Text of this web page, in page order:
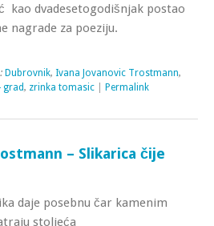
kao dvadesetogodišnjak postao
nagrade za poeziju.
Dubrovnik, Ivana Jovanovic Trostmann,
grad, zrinka tomasic Permalink
– Slikarica čije
daje posebnu čar kamenim
stoljeća